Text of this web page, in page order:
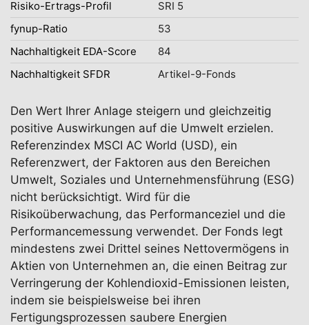
Risiko-Ertrags-Profil
SRI 5
fynup-Ratio
53
Nachhaltigkeit EDA-Score
84
Nachhaltigkeit SFDR
Artikel-9-Fonds
Den Wert Ihrer Anlage steigern und gleichzeitig
positive Auswirkungen auf die Umwelt erzielen.
Referenzindex MSCI AC World (USD), ein
Referenzwert, der Faktoren aus den Bereichen
Umwelt, Soziales und Unternehmensführung (ESG)
nicht berücksichtigt. Wird für die
Risikoüberwachung, das Performanceziel und die
Performancemessung verwendet. Der Fonds legt
mindestens zwei Drittel seines Nettovermögens in
Aktien von Unternehmen an, die einen Beitrag zur
Verringerung der Kohlendioxid-Emissionen leisten,
indem sie beispielsweise bei ihren
Fertigungsprozessen saubere Energien